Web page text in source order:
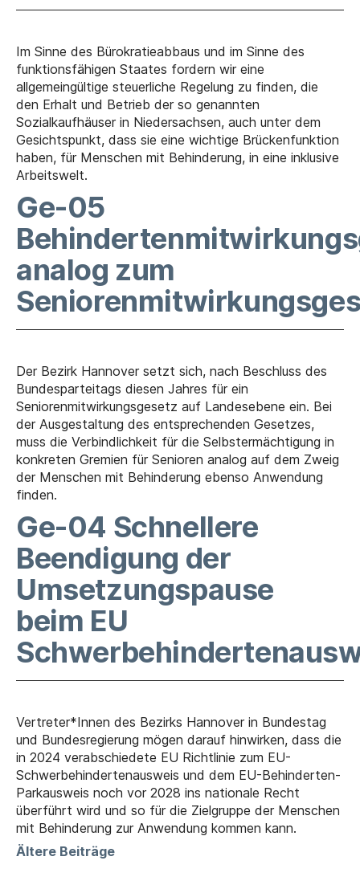
Im Sinne des Bürokratieabbaus und im Sinne des
funktionsfähigen Staates fordern wir eine
allgemeingültige steuerliche Regelung zu finden, die
den Erhalt und Betrieb der so genannten
Sozialkaufhäuser in Niedersachsen, auch unter dem
Gesichtspunkt, dass sie eine wichtige Brückenfunktion
haben, für Menschen mit Behinderung, in eine inklusive
Arbeitswelt.
Ge-05
analog zum
Der Bezirk Hannover setzt sich, nach Beschluss des
Bundesparteitags diesen Jahres für ein
Seniorenmitwirkungsgesetz auf Landesebene ein. Bei
der Ausgestaltung des entsprechenden Gesetzes,
muss die Verbindlichkeit für die Selbstermächtigung in
konkreten Gremien für Senioren analog auf dem Zweig
der Menschen mit Behinderung ebenso Anwendung
finden.
Ge-04 Schnellere
Beendigung der
Umsetzungspause
beim EU
Vertreter*Innen des Bezirks Hannover in Bundestag
und Bundesregierung mögen darauf hinwirken, dass die
in 2024 verabschiedete EU Richtlinie zum EU-
Schwerbehindertenausweis und dem EU-Behinderten-
Parkausweis noch vor 2028 ins nationale Recht
überführt wird und so für die Zielgruppe der Menschen
mit Behinderung zur Anwendung kommen kann.
Beitragsnavigation
Ältere Beiträge